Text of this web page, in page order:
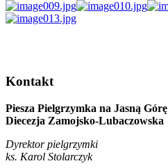
Kontakt
Piesza Pielgrzymka na Jasną Górę
Diecezja Zamojsko-Lubaczowska
Dyrektor pielgrzymki
ks. Karol Stolarczyk